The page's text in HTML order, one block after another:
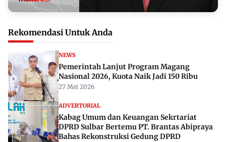
Rekomendasi Untuk Anda
NEWS
Pemerintah Lanjut Program Magang
Nasional 2026, Kuota Naik Jadi 150 Ribu
27 Mei 2026
ADVERTORIAL
Kabag Umum dan Keuangan Sekrtariat
DPRD Sulbar Bertemu PT. Brantas Abipraya
Bahas Rekonstruksi Gedung DPRD